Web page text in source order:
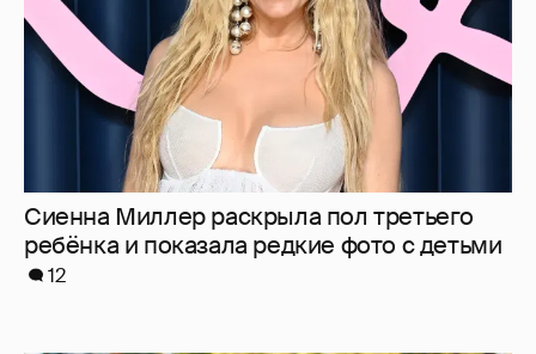
Сиенна Миллер раскрыла пол третьего
ребёнка и показала редкие фото с детьми
12